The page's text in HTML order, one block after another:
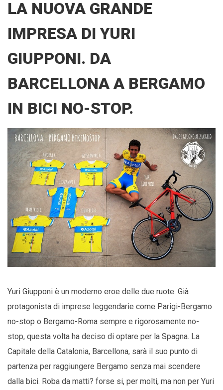
LA NUOVA GRANDE
IMPRESA DI YURI
GIUPPONI. DA
BARCELLONA A BERGAMO
IN BICI NO-STOP.
Yuri Giupponi è un moderno eroe delle due ruote. Già
protagonista di imprese leggendarie come Parigi-Bergamo
no-stop o Bergamo-Roma sempre e rigorosamente no-
stop, questa volta ha deciso di optare per la Spagna. La
Capitale della Catalonia, Barcellona, sarà il suo punto di
partenza per raggiungere Bergamo senza mai scendere
dalla bici. Roba da matti? forse si, per molti, ma non per Yuri